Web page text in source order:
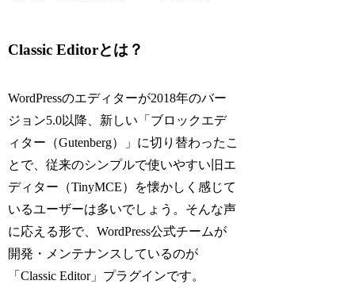
Classic Editorとは？
WordPressのエディターが2018年のバー
ジョン5.0以降、新しい「ブロックエデ
ィター（Gutenberg）」に切り替わったこ
とで、従来のシンプルで使いやすい旧エ
ディター（TinyMCE）を懐かしく感じて
いるユーザーは多いでしょう。そんな声
に応える形で、WordPress公式チームが
開発・メンテナンスしているのが
「Classic Editor」プラグインです。